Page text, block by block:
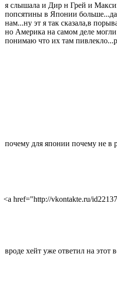
я слышала и Дир н Грей и
попсятины в Японии
нам...ну эт я так сказала,в
но Америка на самом деле
понимаю что их там
почему для японии почему не в
<a href="http://vkontakte.ru/
вроде хейт уже ответил на этот